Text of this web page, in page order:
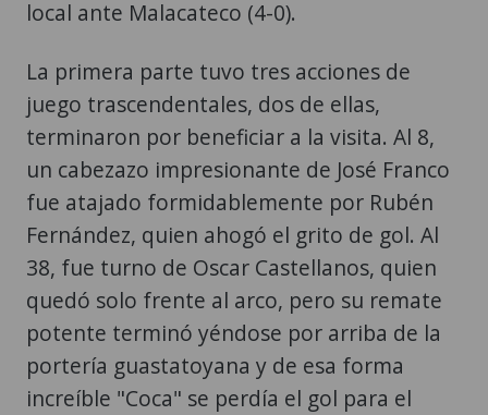
local ante Malacateco (4-0).
La primera parte tuvo tres acciones de
juego trascendentales, dos de ellas,
terminaron por beneficiar a la visita. Al 8,
un cabezazo impresionante de José Franco
fue atajado formidablemente por Rubén
Fernández, quien ahogó el grito de gol. Al
38, fue turno de Oscar Castellanos, quien
quedó solo frente al arco, pero su remate
potente terminó yéndose por arriba de la
portería guastatoyana y de esa forma
increíble "Coca" se perdía el gol para el